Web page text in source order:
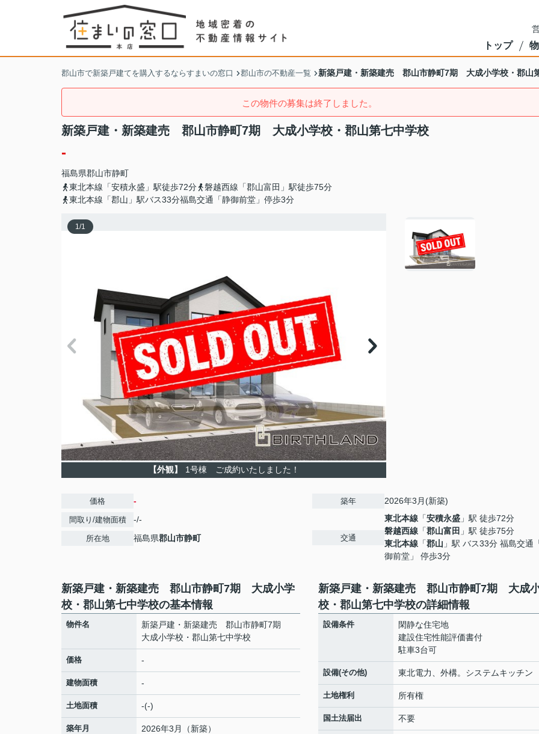
トップ
郡山市で新築戸建てを購入するならすまいの窓口 郡山市の不動産一覧 新築戸建・新築建売 郡山市静町7期 大成小学校・郡山
この物件の募集は終了しました。
新築戸建・新築建売 郡山市静町7期 大成小学校・郡山第七中学校
-
福島県郡山市静町
東北本線「安積永盛」駅徒歩72分
磐越西線「郡山富田」駅徒歩75分
東北本線「郡山」駅バス33分福島交通「静御前堂」停歩3分
1/1
【外観】 1号棟 ご成約いたしました！
価格 -
間取り/建物面積 -/-
所在地 福島県郡山市静町
築年 2026年3月(新築)
交通
東北本線 「安積永盛 」駅 徒歩72分
磐越西線 「郡山富田 」駅 徒歩75分
東北本線 「郡山 」駅 バス33分 福島交通
御前堂」 停歩3分
新築戸建・新築建売 郡山市静町7期 大成小学
校・郡山第七中学校の基本情報
物件名
新築戸建・新築建売 郡山市静町7期
大成小学校・郡山第七中学校
価格 -
建物面積 -
土地面積 -(-)
築年月 2026年3月（新築）
新築戸建・新築建売 郡山市静町7期 大成
校・郡山第七中学校の詳細情報
設備条件
閑静な住宅地
建設住宅性能評価書付
駐車3台可
設備(その他) 東北電力、外構。システムキッチン
土地権利 所有権
国土法届出 不要